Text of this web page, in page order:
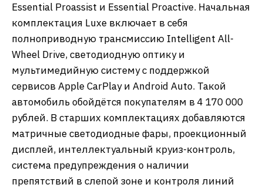
Essential Proassist и Essential Proactive. Начальная
комплектация Luxe включает в себя
полноприводную трансмиссию Intelligent All-
Wheel Drive, светодиодную оптику и
мультимедийную систему с поддержкой
сервисов Apple CarPlay и Android Auto. Такой
автомобиль обойдётся покупателям в 4 170 000
рублей. В старших комплектациях добавляются
матричные светодиодные фары, проекционный
дисплей, интеллектуальный круиз-контроль,
система предупреждения о наличии
препятствий в слепой зоне и контроля линий